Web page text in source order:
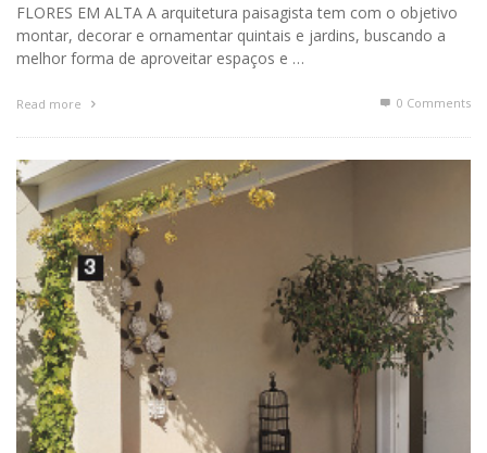
FLORES EM ALTA A arquitetura paisagista tem com o objetivo
montar, decorar e ornamentar quintais e jardins, buscando a
melhor forma de aproveitar espaços e …
Read more 0 Comments